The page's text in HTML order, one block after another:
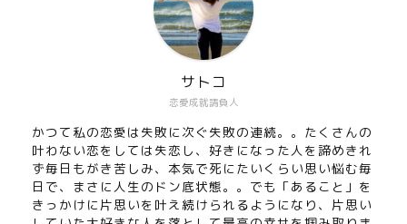
恋愛成就請負人
サトコ
かつて私の恋愛は失敗に次ぐ失敗の連続。。たくさんの
叶わない恋をしては失恋し、好きになった人を諦めきれ
ず毎日もがき苦しみ、本気で死にたいくらい思い悩む毎
日で、まさに人生のドン底状態。。でも「あること」を
きっかけに片思いを叶え続けられるようになり、片思い